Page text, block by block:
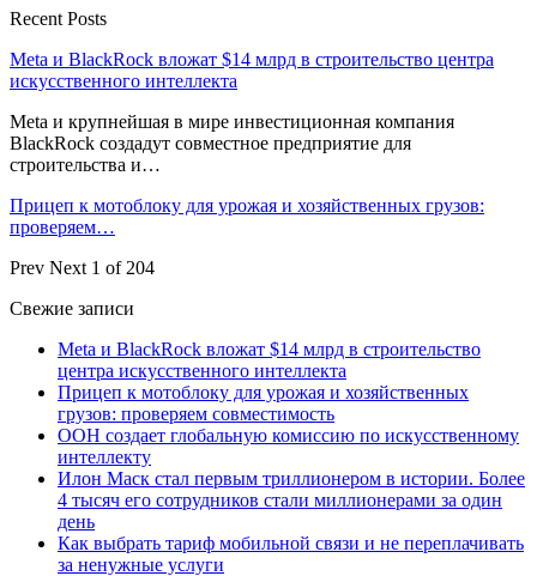
Recent Posts
Meta и BlackRock вложат $14 млрд в строительство центра
искусственного интеллекта
Meta и крупнейшая в мире инвестиционная компания
BlackRock создадут совместное предприятие для
строительства и…
Прицеп к мотоблоку для урожая и хозяйственных грузов:
проверяем…
Prev Next 1 of 204
Свежие записи
Meta и BlackRock вложат $14 млрд в строительство
центра искусственного интеллекта
Прицеп к мотоблоку для урожая и хозяйственных
грузов: проверяем совместимость
ООН создает глобальную комиссию по искусственному
интеллекту
Илон Маск стал первым триллионером в истории. Более
4 тысяч его сотрудников стали миллионерами за один
день
Как выбрать тариф мобильной связи и не переплачивать
за ненужные услуги